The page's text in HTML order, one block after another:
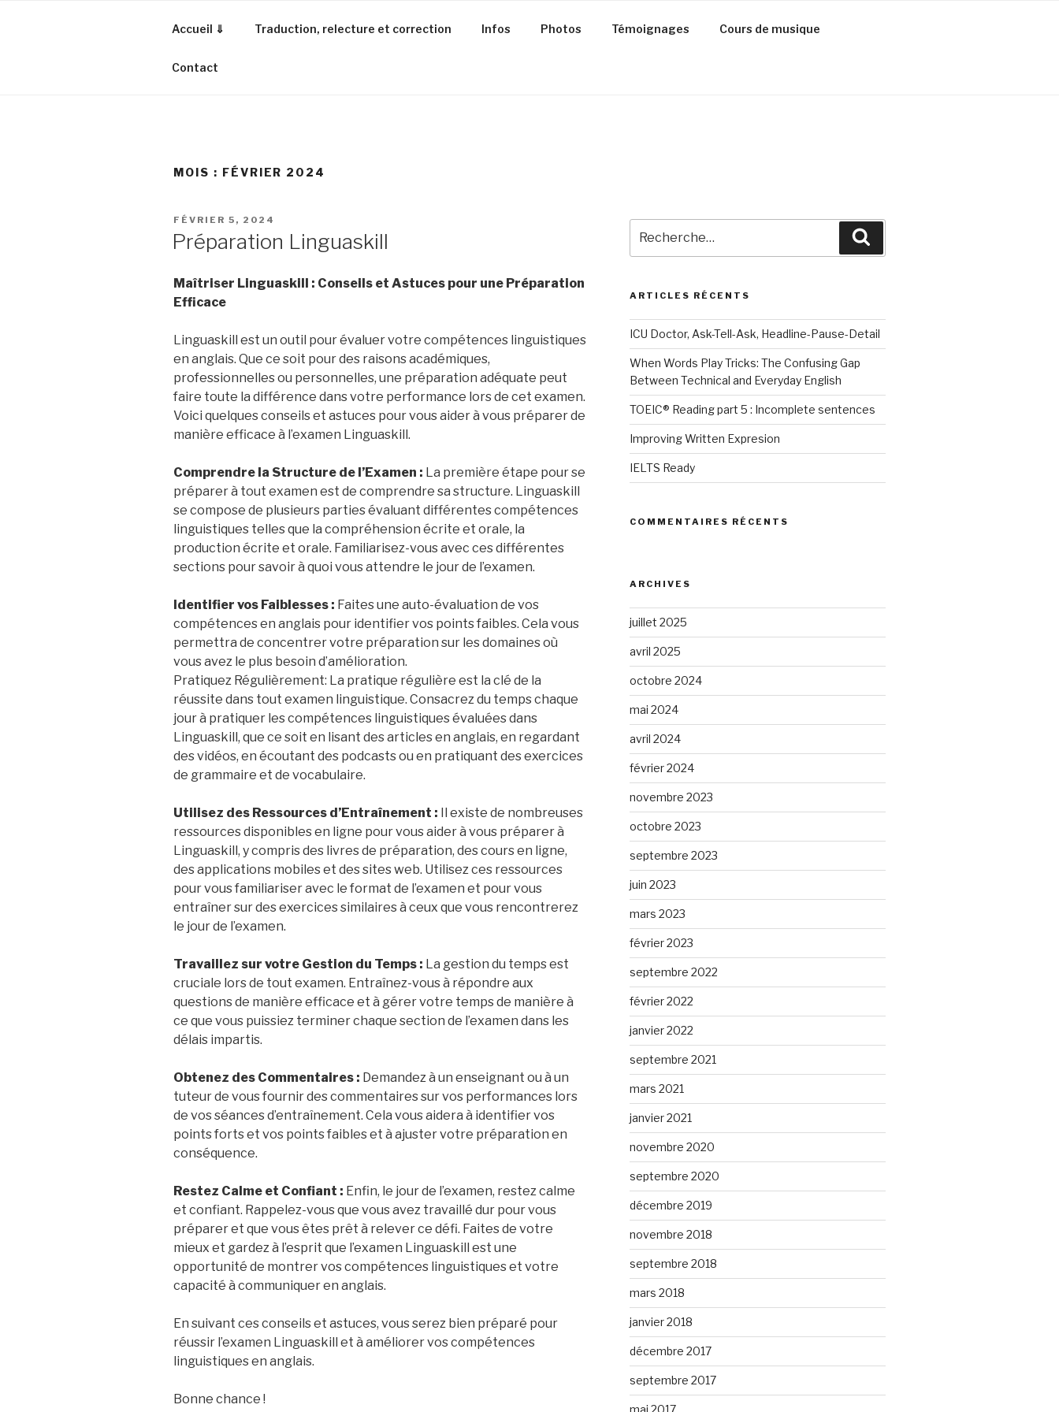
Accueil ⇓ Traduction, relecture et correction Infos Photos Témoignages Cours de musique
Contact
MOIS : FÉVRIER 2024
PUBLIÉ
FÉVRIER 5, 2024
Préparation Linguaskill
Maîtriser Linguaskill : Conseils et Astuces pour une Préparation
Efficace
Linguaskill est un outil pour évaluer votre compétences linguistiques
en anglais. Que ce soit pour des raisons académiques,
professionnelles ou personnelles, une préparation adéquate peut
faire toute la différence dans votre performance lors de cet examen.
Voici quelques conseils et astuces pour vous aider à vous préparer de
manière efficace à l’examen Linguaskill.
Comprendre la Structure de l’Examen : La première étape pour se
préparer à tout examen est de comprendre sa structure. Linguaskill
se compose de plusieurs parties évaluant différentes compétences
linguistiques telles que la compréhension écrite et orale, la
production écrite et orale. Familiarisez-vous avec ces différentes
sections pour savoir à quoi vous attendre le jour de l’examen.
Identifier vos Faiblesses : Faites une auto-évaluation de vos
compétences en anglais pour identifier vos points faibles. Cela vous
permettra de concentrer votre préparation sur les domaines où
vous avez le plus besoin d’amélioration.
Pratiquez Régulièrement: La pratique régulière est la clé de la
réussite dans tout examen linguistique. Consacrez du temps chaque
jour à pratiquer les compétences linguistiques évaluées dans
Linguaskill, que ce soit en lisant des articles en anglais, en regardant
des vidéos, en écoutant des podcasts ou en pratiquant des exercices
de grammaire et de vocabulaire.
Utilisez des Ressources d’Entraînement : Il existe de nombreuses
ressources disponibles en ligne pour vous aider à vous préparer à
Linguaskill, y compris des livres de préparation, des cours en ligne,
des applications mobiles et des sites web. Utilisez ces ressources
pour vous familiariser avec le format de l’examen et pour vous
entraîner sur des exercices similaires à ceux que vous rencontrerez
le jour de l’examen.
Travaillez sur votre Gestion du Temps : La gestion du temps est
cruciale lors de tout examen. Entraînez-vous à répondre aux
questions de manière efficace et à gérer votre temps de manière à
ce que vous puissiez terminer chaque section de l’examen dans les
délais impartis.
Obtenez des Commentaires : Demandez à un enseignant ou à un
tuteur de vous fournir des commentaires sur vos performances lors
de vos séances d’entraînement. Cela vous aidera à identifier vos
points forts et vos points faibles et à ajuster votre préparation en
conséquence.
Restez Calme et Confiant : Enfin, le jour de l’examen, restez calme
et confiant. Rappelez-vous que vous avez travaillé dur pour vous
préparer et que vous êtes prêt à relever ce défi. Faites de votre
mieux et gardez à l’esprit que l’examen Linguaskill est une
opportunité de montrer vos compétences linguistiques et votre
capacité à communiquer en anglais.
En suivant ces conseils et astuces, vous serez bien préparé pour
réussir l’examen Linguaskill et à améliorer vos compétences
linguistiques en anglais.
Bonne chance !
pour
:
ARTICLES RÉCENTS
ICU Doctor, Ask-Tell-Ask, Headline-Pause-Detail
When Words Play Tricks: The Confusing Gap
Between Technical and Everyday English
TOEIC® Reading part 5 : Incomplete sentences
Improving Written Expresion
IELTS Ready
COMMENTAIRES RÉCENTS
ARCHIVES
juillet 2025
avril 2025
octobre 2024
mai 2024
avril 2024
février 2024
novembre 2023
octobre 2023
septembre 2023
juin 2023
mars 2023
février 2023
septembre 2022
février 2022
janvier 2022
septembre 2021
mars 2021
janvier 2021
novembre 2020
septembre 2020
décembre 2019
novembre 2018
septembre 2018
mars 2018
janvier 2018
décembre 2017
septembre 2017
mai 2017